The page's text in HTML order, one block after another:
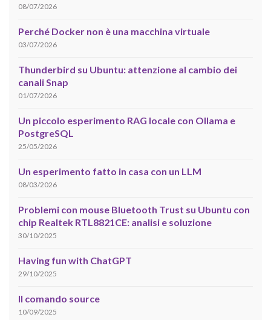
08/07/2026
Perché Docker non è una macchina virtuale
03/07/2026
Thunderbird su Ubuntu: attenzione al cambio dei
canali Snap
01/07/2026
Un piccolo esperimento RAG locale con Ollama e
PostgreSQL
25/05/2026
Un esperimento fatto in casa con un LLM
08/03/2026
Problemi con mouse Bluetooth Trust su Ubuntu con
chip Realtek RTL8821CE: analisi e soluzione
30/10/2025
Having fun with ChatGPT
29/10/2025
Il comando source
10/09/2025